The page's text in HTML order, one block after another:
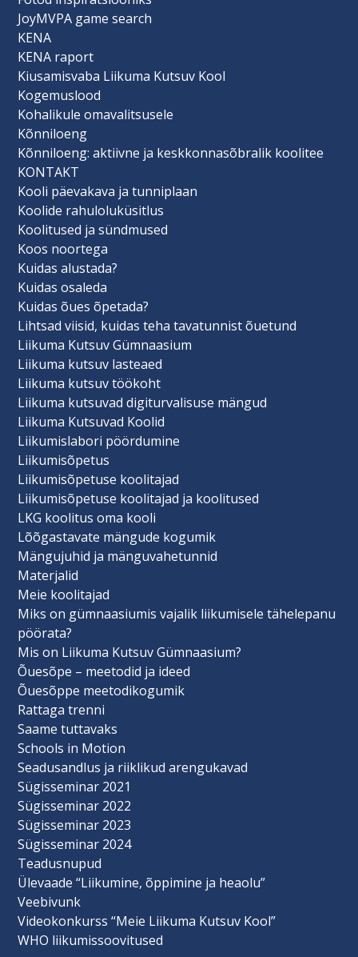
JoyMVPA game search
KENA
KENA raport
Kiusamisvaba Liikuma Kutsuv Kool
Kogemuslood
Kohalikule omavalitsusele
Kõnniloeng
Kõnniloeng: aktiivne ja keskkonnasõbralik koolitee
KONTAKT
Kooli päevakava ja tunniplaan
Koolide rahuloluküsitlus
Koolitused ja sündmused
Koos noortega
Kuidas alustada?
Kuidas osaleda
Kuidas õues õpetada?
Lihtsad viisid, kuidas teha tavatunnist õuetund
Liikuma Kutsuv Gümnaasium
Liikuma kutsuv lasteaed
Liikuma kutsuv töökoht
Liikuma kutsuvad digiturvalisuse mängud
Liikuma Kutsuvad Koolid
Liikumislabori pöördumine
Liikumisõpetus
Liikumisõpetuse koolitajad
Liikumisõpetuse koolitajad ja koolitused
LKG koolitus oma kooli
Lõõgastavate mängude kogumik
Mängujuhid ja mänguvahetunnid
Materjalid
Meie koolitajad
Miks on gümnaasiumis vajalik liikumisele tähelepanu
pöörata?
Mis on Liikuma Kutsuv Gümnaasium?
Õuesõpe – meetodid ja ideed
Õuesõppe meetodikogumik
Rattaga trenni
Saame tuttavaks
Schools in Motion
Seadusandlus ja riiklikud arengukavad
Sügisseminar 2021
Sügisseminar 2022
Sügisseminar 2023
Sügisseminar 2024
Teadusnupud
Ülevaade “Liikumine, õppimine ja heaolu”
Veebivunk
Videokonkurss “Meie Liikuma Kutsuv Kool”
WHO liikumissoovitused